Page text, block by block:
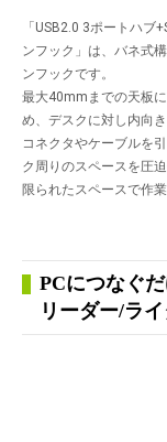
「USB2.0 3ポートハ
ンフック」は、バネ式
ンフックです。
最大40mmまでの天板
め、デスクに対し内向
コネクタやケーブルを
ク周りのスペースを圧
限られたスペースで作
PCにつなぐ
リーダー/ラ